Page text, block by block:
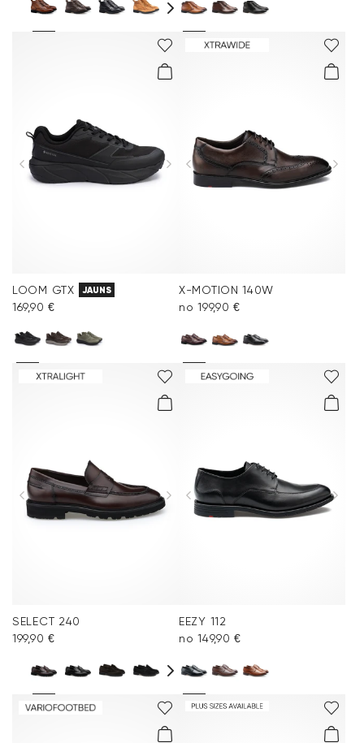
LOOM GTX JAUNS
169,90 €
X-MOTION 140W
no 199,90 €
SELECT 240
199,90 €
EEZY 112
no 149,90 €